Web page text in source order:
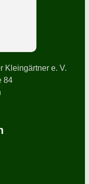
Kleingärtner e. V.
84